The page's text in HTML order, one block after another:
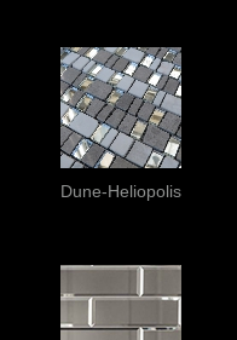
Dune-Heliopolis